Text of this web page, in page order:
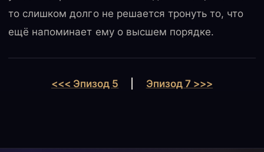
то слишком долго не решается тронуть то, что
ещё напоминает ему о высшем порядке.
<<< Эпизод 5 Эпизод 7 >>>